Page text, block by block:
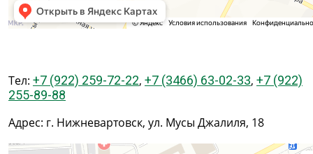
Тел: +7 (922) 259-72-22, +7 (3466) 63-02-33, +7 (922)
255-89-88
Адрес: г. Нижневартовск, ул. Мусы Джалиля, 18